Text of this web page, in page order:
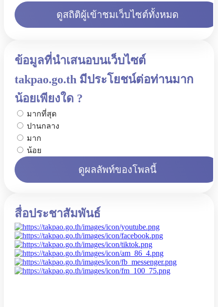
ดูสถิติผู้เข้าชมเว็บไซต์ทั้งหมด
ข้อมูลที่นำเสนอบนเว็บไซต์
takpao.go.th มีประโยชน์ต่อท่านมาก
น้อยเพียงใด ?
มากที่สุด
ปานกลาง
มาก
น้อย
ดูผลลัพท์ของโพลนี้
สื่อประชาสัมพันธ์